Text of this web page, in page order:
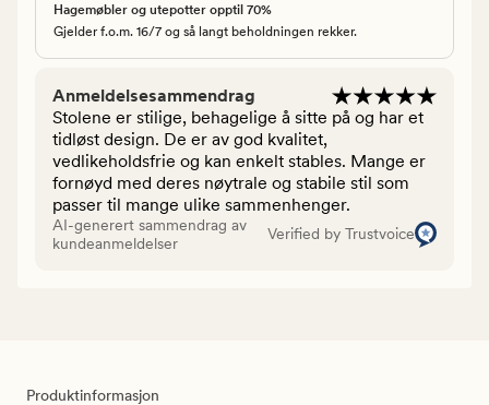
Hagemøbler og utepotter opptil 70%
Gjelder f.o.m. 16/7 og så langt beholdningen rekker.
Anmeldelsesammendrag
Stolene er stilige, behagelige å sitte på og har et
tidløst design. De er av god kvalitet,
vedlikeholdsfrie og kan enkelt stables. Mange er
fornøyd med deres nøytrale og stabile stil som
passer til mange ulike sammenhenger.
AI-generert sammendrag av
kundeanmeldelser
Verified by Trustvoice
Produktinformasjon